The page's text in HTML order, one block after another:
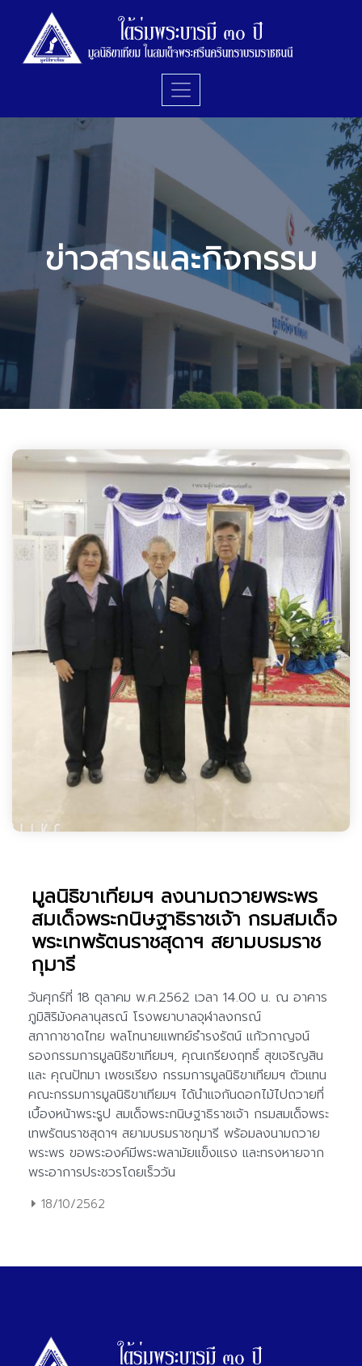
ข่าวสารและกิจกรรม
มูลนิธิขาเทียมฯ ลงนามถวายพระพร
สมเด็จพระกนิษฐาธิราชเจ้า กรมสมเด็จ
พระเทพรัตนราชสุดาฯ สยามบรมราช
กุมารี
18/10/2562